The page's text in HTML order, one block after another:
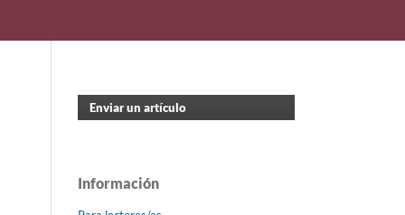
Enviar un artículo
Información